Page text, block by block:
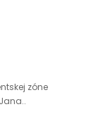
zóne